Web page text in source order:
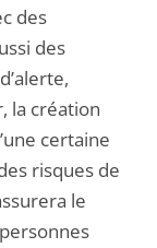
des
des
la création
certaine
risques de
le